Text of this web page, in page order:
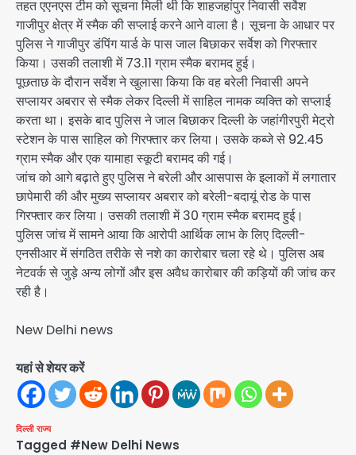
तहत एएनएस टीम को सूचना मिली थी कि शाहजहांपुर निवासी सर्वेश
गाजीपुर क्षेत्र में स्मैक की सप्लाई करने आने वाला है। सूचना के आधार पर
पुलिस ने गाजीपुर डंपिंग यार्ड के पास जाल बिछाकर सर्वेश को गिरफ्तार
किया। उसकी तलाशी में 73.11 ग्राम स्मैक बरामद हुई।
पूछताछ के दौरान सर्वेश ने खुलासा किया कि वह बरेली निवासी अपने
सप्लायर अबरार से स्मैक लेकर दिल्ली में साहिल नामक व्यक्ति को सप्लाई
करता था। इसके बाद पुलिस ने जाल बिछाकर दिल्ली के जहांगीरपुरी मेट्रो
स्टेशन के पास साहिल को गिरफ्तार कर लिया। उसके कब्जे से 92.45
ग्राम स्मैक और एक यामाहा स्कूटी बरामद की गई।
जांच को आगे बढ़ाते हुए पुलिस ने बरेली और आसपास के इलाकों में लगातार
छापेमारी की और मुख्य सप्लायर अबरार को बरेली-बदायूं रोड के पास
गिरफ्तार कर लिया। उसकी तलाशी में 30 ग्राम स्मैक बरामद हुई।
पुलिस जांच में सामने आया कि आरोपी आर्थिक लाभ के लिए दिल्ली-
एनसीआर में संगठित तरीके से नशे का कारोबार चला रहे थे। पुलिस अब
नेटवर्क से जुड़े अन्य लोगों और इस अवैध कारोबार की कड़ियों की जांच कर
रही है।
New Delhi news
यहां से शेयर करें
दिल्ली राज्य
Tagged #New Delhi News